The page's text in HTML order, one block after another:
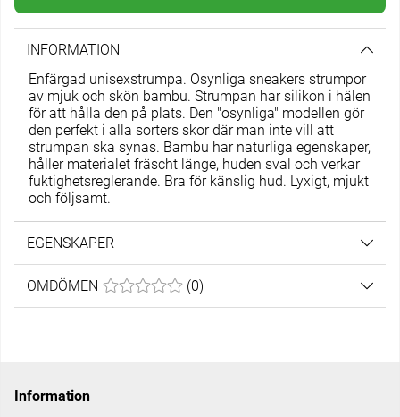
INFORMATION
Enfärgad unisexstrumpa. Osynliga sneakers strumpor
av mjuk och skön bambu. Strumpan har silikon i hälen
för att hålla den på plats. Den "osynliga" modellen gör
den perfekt i alla sorters skor där man inte vill att
strumpan ska synas. Bambu har naturliga egenskaper,
håller materialet fräscht länge, huden sval och verkar
fuktighetsreglerande. Bra för känslig hud. Lyxigt, mjukt
och följsamt.
EGENSKAPER
OMDÖMEN MEDELBETYG 0 AV 5 ANTAL BETYG 0
(0)
Information